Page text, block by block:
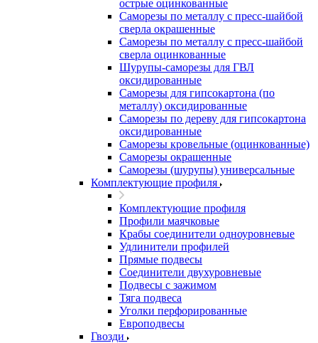
острые оцинкованные
Саморезы по металлу с пресс-шайбой
сверла окрашенные
Саморезы по металлу с пресс-шайбой
сверла оцинкованные
Шурупы-саморезы для ГВЛ
оксидированные
Саморезы для гипсокартона (по
металлу) оксидированные
Саморезы по дереву для гипсокартона
оксидированные
Саморезы кровельные (оцинкованные)
Саморезы окрашенные
Саморезы (шурупы) универсальные
Комплектующие профиля
Комплектующие профиля
Профили маячковые
Крабы соединители одноуровневые
Удлинители профилей
Прямые подвесы
Соединители двухуровневые
Подвесы с зажимом
Тяга подвеса
Уголки перфорированные
Европодвесы
Гвозди